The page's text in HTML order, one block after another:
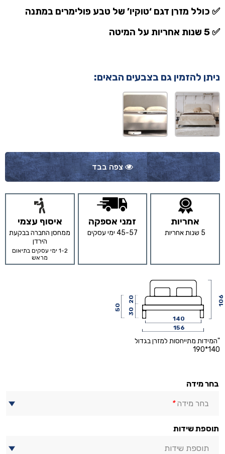
✅ כולל מזרן דגם ‘טוקיו’ של טבע פולימרים במתנה
✅ 5 שנות אחריות על המיטה
ניתן להזמין גם בצבעים הבאים:
צפה בבד
אחריות
5 שנות אחריות
זמני אספקה
45-57 ימי עסקים
איסוף עצמי
ממחסן החברה בבקעת
הירדן
1-2 ימי עסקים בתיאום
מראש
106
140
156
30
20
50
"המידות מתייחסות למזרן בגדול
140*190
בחר מידה
בחר מידה*
תוספת שידות
תוספת שידות